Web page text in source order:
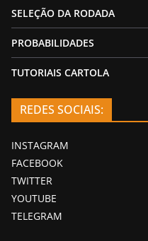
SELEÇÃO DA RODADA
PROBABILIDADES
TUTORIAIS CARTOLA
REDES SOCIAIS:
INSTAGRAM
FACEBOOK
TWITTER
YOUTUBE
TELEGRAM